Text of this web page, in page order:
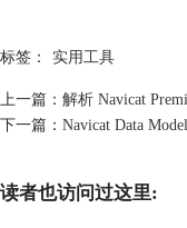
标签： 实用工具
上一篇： 解析 Navicat
下一篇： Navicat Data
读者也访问过这里: